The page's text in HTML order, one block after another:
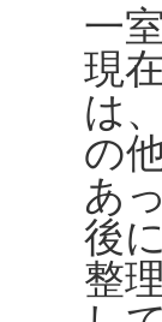
一
現
は
の
あ
後
整